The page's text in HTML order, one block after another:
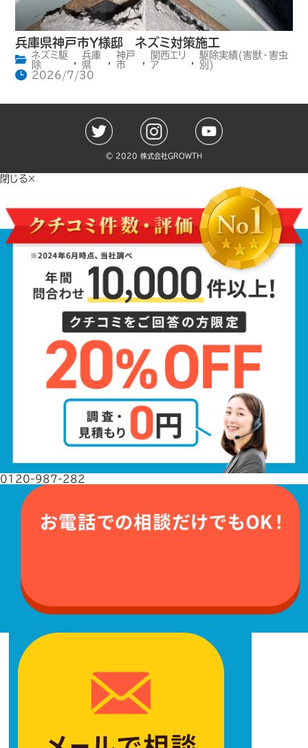
兵庫県神戸市Y様邸 ネズミ対策施工
ネズミ駆
除
兵庫
県
神戸
市
関西エリ
ア
駆除実績(害獣・害虫
別)
2026/7/30
©️ 2020 株式会社GROWTH
閉じる×
0120-987-282